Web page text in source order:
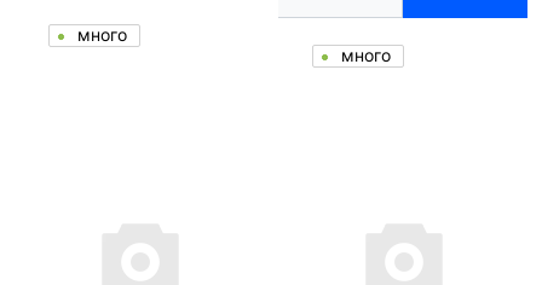
много
много